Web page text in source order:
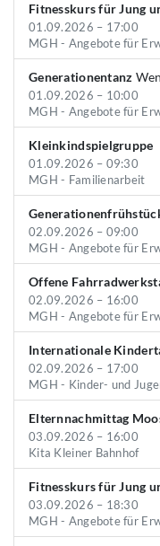
Fitnesskurs für Jung
01.09.2026 – 17:00
MGH - Angebote für
Generationentanz
01.09.2026 – 10:00
MGH - Angebote für
Kleinkindspielgruppe
01.09.2026 – 09:30
MGH - Familienarbeit
02.09.2026 – 09:00
MGH - Angebote für
Offene
02.09.2026 – 16:00
MGH - Angebote für
Internationale
02.09.2026 – 17:00
MGH - Kinder- und
Elternnachmittag
03.09.2026 – 16:00
Kita Kleiner Bahnhof
Fitnesskurs für Jung
03.09.2026 – 18:30
MGH - Angebote für